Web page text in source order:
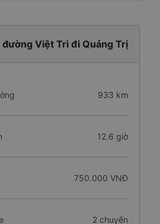
Việt Trì đi Quảng Trị
933 km
12.6 giờ
750.000 VNĐ
2 chuyến